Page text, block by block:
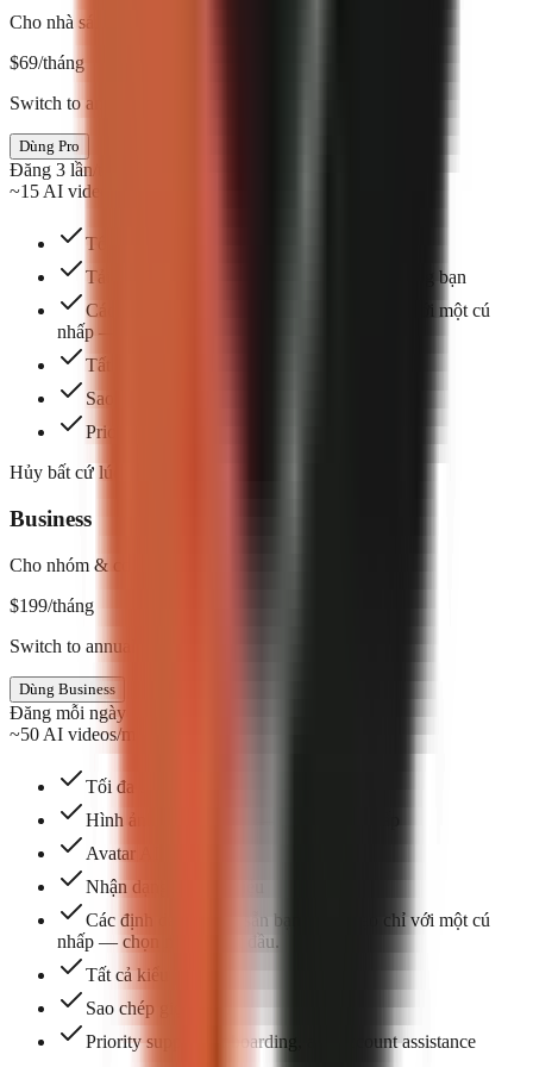
Cho nhà sáng tạo nghiêm túc
$69/tháng
Switch to annual & save $138
Dùng Pro
Đăng 3 lần/tuần
~15 AI videos/mo
Tối đa 3 chỗ ngồi nhóm
Tải lên và quản lý hình ảnh và video của riêng bạn
Các định dạng dựng sẵn bạn có thể tạo chỉ với một cú
nhấp — chọn một để bắt đầu.
Tất cả kiểu phụ đề
Sao chép giọng nói
Priority support and workflow guidance
Hủy bất cứ lúc nào. Không ràng buộc hợp đồng.
Business
Cho nhóm & cơ quan
$199/tháng
Switch to annual & save $398
Dùng Business
Đăng mỗi ngày
~50 AI videos/mo
Tối đa 5 chỗ ngồi nhóm
Hình ảnh do AI tạo ra — công cụ cao cấp
Avatar AI
Nhận dạng thương hiệu
Các định dạng dựng sẵn bạn có thể tạo chỉ với một cú
nhấp — chọn một để bắt đầu.
Tất cả kiểu phụ đề
Sao chép giọng nói
Priority support, onboarding, and account assistance